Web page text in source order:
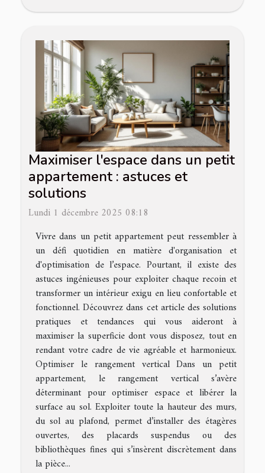
Maximiser l'espace dans un petit
appartement : astuces et
solutions
Lundi 1 décembre 2025 08:18
Vivre dans un petit appartement peut ressembler à
un défi quotidien en matière d'organisation et
d'optimisation de l’espace. Pourtant, il existe des
astuces ingénieuses pour exploiter chaque recoin et
transformer un intérieur exigu en lieu confortable et
fonctionnel. Découvrez dans cet article des solutions
pratiques et tendances qui vous aideront à
maximiser la superficie dont vous disposez, tout en
rendant votre cadre de vie agréable et harmonieux.
Optimiser le rangement vertical Dans un petit
appartement, le rangement vertical s’avère
déterminant pour optimiser espace et libérer la
surface au sol. Exploiter toute la hauteur des murs,
du sol au plafond, permet d’installer des étagères
ouvertes, des placards suspendus ou des
bibliothèques fines qui s’insèrent discrètement dans
la pièce...